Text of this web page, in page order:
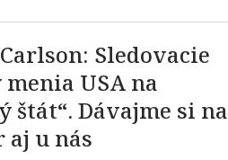
Sledovacie
USA na
štát“. Dávajme si na
aj u nás